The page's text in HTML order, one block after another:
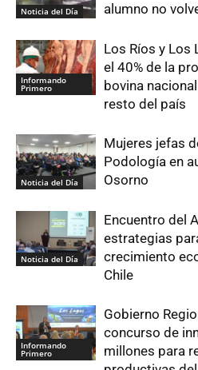
Noticia del Día
alumno no
Informando
Primero
Los Ríos y Los
el 40% de la
bovina
resto del país
Noticia del Día
Mujeres jefas
Podología en
Osorno
Noticia del Día
Encuentro del
estrategias
crecimiento
Chile
Informando
Primero
Gobierno
concurso de
millones para